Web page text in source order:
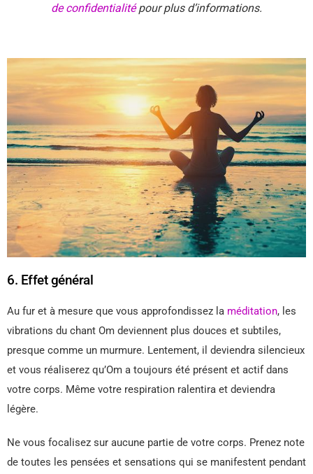
de confidentialitépour plus d’informations.
6. Effet général
Au fur et à mesure que vous approfondissez la méditation, les
vibrations du chant Om deviennent plus douces et subtiles,
presque comme un murmure. Lentement, il deviendra silencieux
et vous réaliserez qu’Om a toujours été présent et actif dans
votre corps. Même votre respiration ralentira et deviendra
légère.
Ne vous focalisez sur aucune partie de votre corps. Prenez note
de toutes les pensées et sensations qui se manifestent pendant